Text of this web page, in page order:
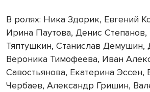
В ролях: Ника Здорик, Евгений
Ирина Паутова, Денис
Тяптушкин, Станислав
Вероника Тимофеева, Иван
Савостьянова, Екатерина Эссен,
Чербаев, Александр Гришин,